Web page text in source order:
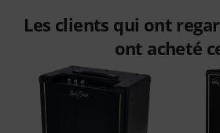
Les clients qui ont
ont acheté